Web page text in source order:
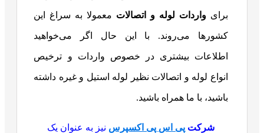
برای واردات لوله و اتصالات معمولا به سراغ این
کشورها می‌روند. با این حال اگر می‌خواهید
اطلاعات بیشتری در خصوص واردات و ترخیص
انواع لوله و اتصالات نظیر لوله استیل و غیره داشته
باشید، با ما همراه باشید.
شرکت پی اس پی اکسپرس نیز به عنوان یک